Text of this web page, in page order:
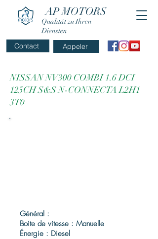
AP MOTORS
Qualität zu Ihren
Diensten
Appeler
Contact
NISSAN NV300 COMBI 1.6 DCI
125CH S&S N-CONNECTA L2H1
3T0
Général :
Boite de vitesse : Manuelle
Énergie : Diesel